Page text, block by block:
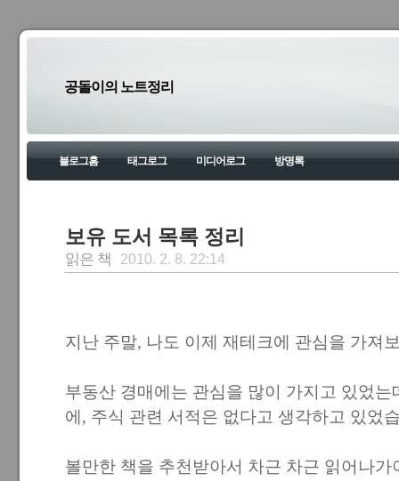
공돌이의 노트정리
블로그홈 태그로그 미디어로그 방명록
보유 도서 목록 정리
읽은 책 2010. 2. 8. 22:14
지난 주말, 나도 이제 재테크에 관심을 가져
부동산 경매에는 관심을 많이 가지고 있었
에, 주식 관련 서적은 없다고 생각하고 있었
볼만한 책을 추천받아서 차근 차근 읽어나